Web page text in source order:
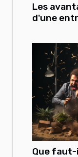
Les
d'une
Que